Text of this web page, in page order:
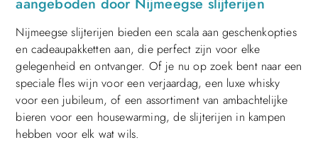
aangeboden door Nijmeegse slijterijen
Nijmeegse slijterijen bieden een scala aan geschenkopties
en cadeaupakketten aan, die perfect zijn voor elke
gelegenheid en ontvanger. Of je nu op zoek bent naar een
speciale fles wijn voor een verjaardag, een luxe whisky
voor een jubileum, of een assortiment van ambachtelijke
bieren voor een housewarming, de slijterijen in kampen
hebben voor elk wat wils.